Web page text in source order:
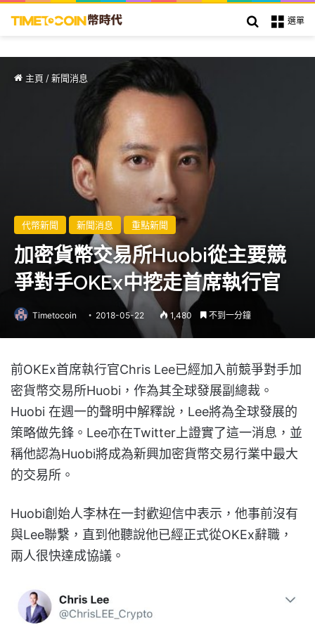
選單
搜索
主頁 /新聞消息
代幣新聞 新聞消息 重點新聞
加密貨幣交易所Huobi從主要競
爭對手OKEx中挖走首席執行官
Timetocoin 2018-05-22 1,480 不到一分鐘
前OKEx首席執行官Chris Lee已經加入前競爭對手加
密貨幣交易所Huobi，作為其全球發展副總裁。
Huobi 在週一的聲明中解釋說，Lee將為全球發展的
策略做先鋒。Lee亦在Twitter上證實了這一消息，並
稱他認為Huobi將成為新興加密貨幣交易行業中最大
的交易所。
Huobi創始人李林在一封歡迎信中表示，他事前沒有
與Lee聯繫，直到他聽說他已經正式從OKEx辭職，
兩人很快達成協議。